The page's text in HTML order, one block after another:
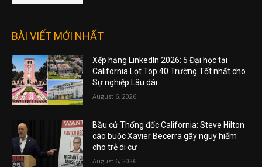
BÀI VIẾT MỚI NHẤT
Xếp hạng LinkedIn 2026: 5 Đại học tại
California Lọt Top 40 Trường Tốt nhất cho
Sự nghiệp Lâu dài
August 6, 2026
Bầu cử Thống đốc California: Steve Hilton
cáo buộc Xavier Becerra gây nguy hiểm
cho trẻ di cư
August 6, 2026